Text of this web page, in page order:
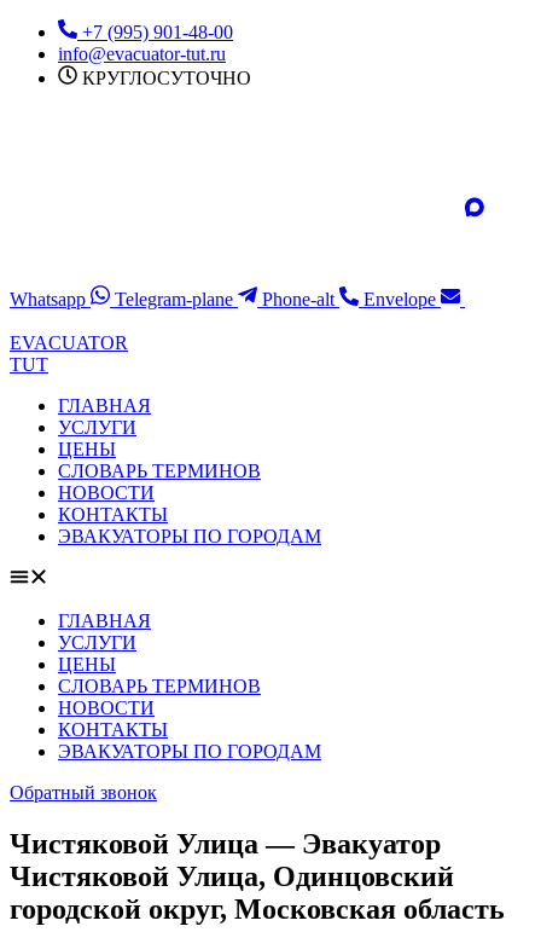
Перейти
содержимому
+7 (995) 901-48-00
info@evacuator-tut.ru
КРУГЛОСУТОЧНО
Whatsapp Telegram-plane Phone-alt Envelope
EVACUATOR
TUT
ГЛАВНАЯ
УСЛУГИ
ЦЕНЫ
СЛОВАРЬ ТЕРМИНОВ
НОВОСТИ
КОНТАКТЫ
ЭВАКУАТОРЫ ПО ГОРОДАМ
ГЛАВНАЯ
УСЛУГИ
ЦЕНЫ
СЛОВАРЬ ТЕРМИНОВ
НОВОСТИ
КОНТАКТЫ
ЭВАКУАТОРЫ ПО ГОРОДАМ
Обратный звонок
Чистяковой Улица — Эвакуатор
Чистяковой Улица, Одинцовский
городской округ, Московская область